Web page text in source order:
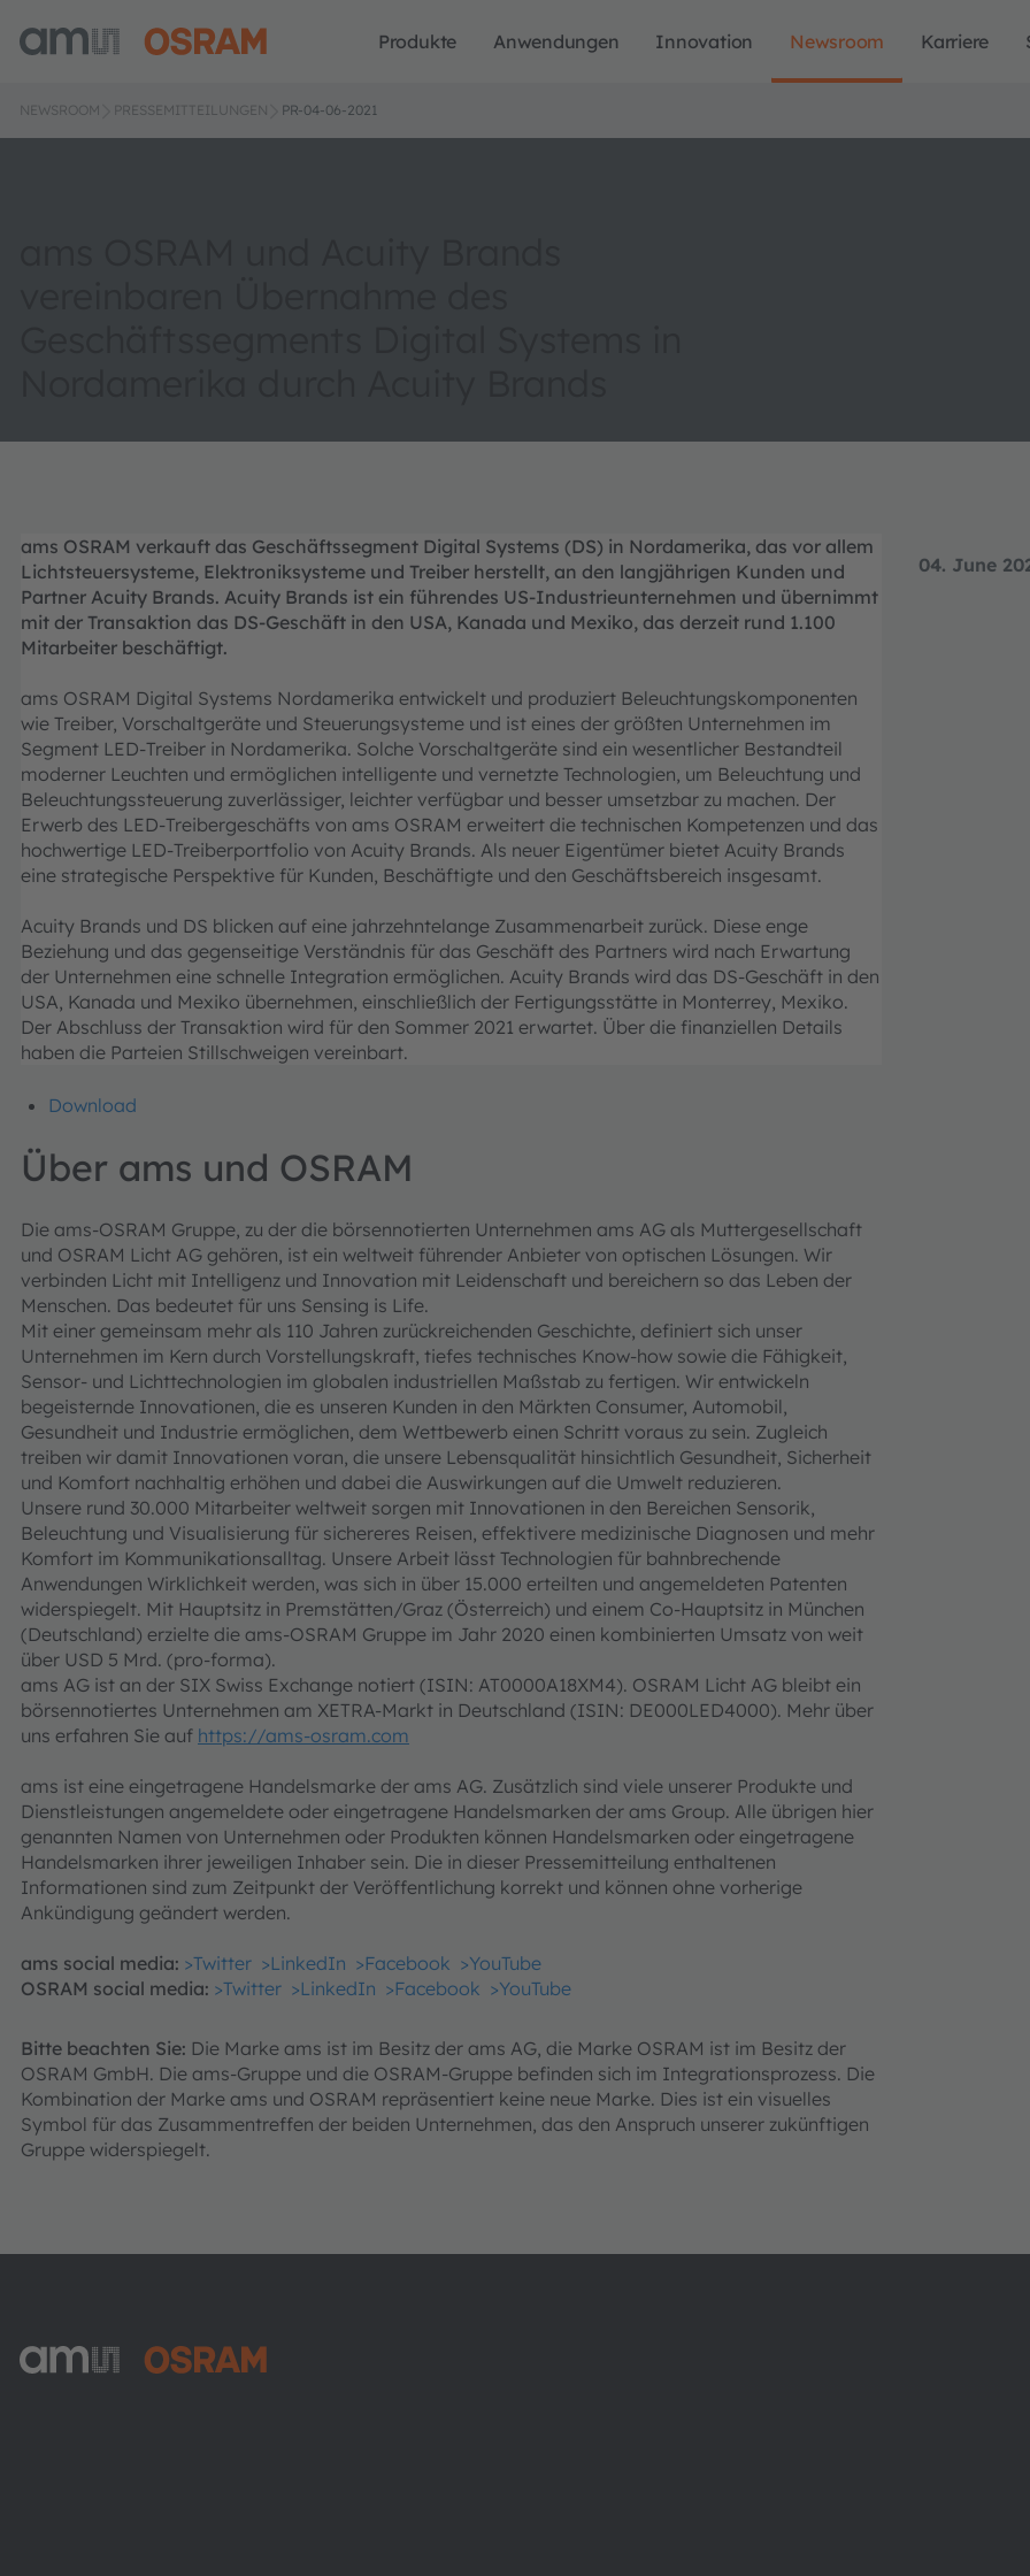
Produkte Anwendungen Innovation Newsroom Karriere
NEWSROOM PRESSEMITTEILUNGEN PR-04-06-2021
04. June
ams OSRAM verkauft das Geschäftssegment Digital Systems (DS) in Nordamerika, das vor allem
Lichtsteuersysteme, Elektroniksysteme und Treiber herstellt, an den langjährigen Kunden und
Partner Acuity Brands. Acuity Brands ist ein führendes US-Industrieunternehmen und übernimmt
mit der Transaktion das DS-Geschäft in den USA, Kanada und Mexiko, das derzeit rund 1.100
Mitarbeiter beschäftigt.
ams OSRAM Digital Systems Nordamerika entwickelt und produziert Beleuchtungskomponenten
wie Treiber, Vorschaltgeräte und Steuerungsysteme und ist eines der größten Unternehmen im
Segment LED-Treiber in Nordamerika. Solche Vorschaltgeräte sind ein wesentlicher Bestandteil
moderner Leuchten und ermöglichen intelligente und vernetzte Technologien, um Beleuchtung und
Beleuchtungssteuerung zuverlässiger, leichter verfügbar und besser umsetzbar zu machen. Der
Erwerb des LED-Treibergeschäfts von ams OSRAM erweitert die technischen Kompetenzen und das
hochwertige LED-Treiberportfolio von Acuity Brands. Als neuer Eigentümer bietet Acuity Brands
eine strategische Perspektive für Kunden, Beschäftigte und den Geschäftsbereich insgesamt.
Acuity Brands und DS blicken auf eine jahrzehntelange Zusammenarbeit zurück. Diese enge
Beziehung und das gegenseitige Verständnis für das Geschäft des Partners wird nach Erwartung
der Unternehmen eine schnelle Integration ermöglichen. Acuity Brands wird das DS-Geschäft in den
USA, Kanada und Mexiko übernehmen, einschließlich der Fertigungsstätte in Monterrey, Mexiko.
Der Abschluss der Transaktion wird für den Sommer 2021 erwartet. Über die finanziellen Details
haben die Parteien Stillschweigen vereinbart.
Download
Über ams und OSRAM
Die ams-OSRAM Gruppe, zu der die börsennotierten Unternehmen ams AG als Muttergesellschaft
und OSRAM Licht AG gehören, ist ein weltweit führender Anbieter von optischen Lösungen. Wir
verbinden Licht mit Intelligenz und Innovation mit Leidenschaft und bereichern so das Leben der
Menschen. Das bedeutet für uns Sensing is Life.
Mit einer gemeinsam mehr als 110 Jahren zurückreichenden Geschichte, definiert sich unser
Unternehmen im Kern durch Vorstellungskraft, tiefes technisches Know-how sowie die Fähigkeit,
Sensor- und Lichttechnologien im globalen industriellen Maßstab zu fertigen. Wir entwickeln
begeisternde Innovationen, die es unseren Kunden in den Märkten Consumer, Automobil,
Gesundheit und Industrie ermöglichen, dem Wettbewerb einen Schritt voraus zu sein. Zugleich
treiben wir damit Innovationen voran, die unsere Lebensqualität hinsichtlich Gesundheit, Sicherheit
und Komfort nachhaltig erhöhen und dabei die Auswirkungen auf die Umwelt reduzieren.
Unsere rund 30.000 Mitarbeiter weltweit sorgen mit Innovationen in den Bereichen Sensorik,
Beleuchtung und Visualisierung für sichereres Reisen, effektivere medizinische Diagnosen und mehr
Komfort im Kommunikationsalltag. Unsere Arbeit lässt Technologien für bahnbrechende
Anwendungen Wirklichkeit werden, was sich in über 15.000 erteilten und angemeldeten Patenten
widerspiegelt. Mit Hauptsitz in Premstätten/Graz (Österreich) und einem Co-Hauptsitz in München
(Deutschland) erzielte die ams-OSRAM Gruppe im Jahr 2020 einen kombinierten Umsatz von weit
über USD 5 Mrd. (pro-forma).
ams AG ist an der SIX Swiss Exchange notiert (ISIN: AT0000A18XM4). OSRAM Licht AG bleibt ein
börsennotiertes Unternehmen am XETRA-Markt in Deutschland (ISIN: DE000LED4000). Mehr über
uns erfahren Sie auf https://ams-osram.com
ams ist eine eingetragene Handelsmarke der ams AG. Zusätzlich sind viele unserer Produkte und
Dienstleistungen angemeldete oder eingetragene Handelsmarken der ams Group. Alle übrigen hier
genannten Namen von Unternehmen oder Produkten können Handelsmarken oder eingetragene
Handelsmarken ihrer jeweiligen Inhaber sein. Die in dieser Pressemitteilung enthaltenen
Informationen sind zum Zeitpunkt der Veröffentlichung korrekt und können ohne vorherige
Ankündigung geändert werden.
ams social media: >Twitter >LinkedIn >Facebook >YouTube
OSRAM social media: >Twitter >LinkedIn >Facebook >YouTube
Bitte beachten Sie: Die Marke ams ist im Besitz der ams AG, die Marke OSRAM ist im Besitz der
OSRAM GmbH. Die ams-Gruppe und die OSRAM-Gruppe befinden sich im Integrationsprozess. Die
Kombination der Marke ams und OSRAM repräsentiert keine neue Marke. Dies ist ein visuelles
Symbol für das Zusammentreffen der beiden Unternehmen, das den Anspruch unserer zukünftigen
Gruppe widerspiegelt.